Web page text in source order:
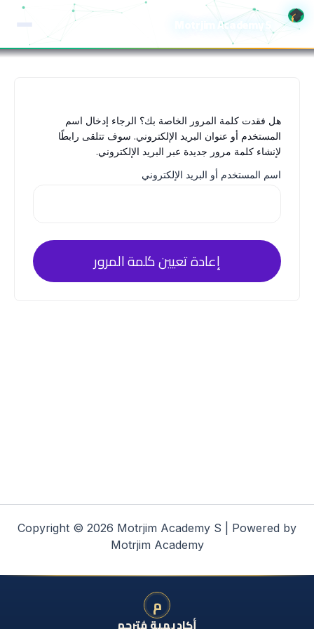
Motrjim Academy S
تخطي
إلى
هل فقدت كلمة المرور الخاصة بك؟ الرجاء إدخال اسم
المستخدم أو عنوان البريد الإلكتروني. سوف تتلقى رابطًا
لإنشاء كلمة مرور جديدة عبر البريد الإلكتروني.
اسم المستخدم أو البريد الإلكتروني
إعادة تعيين كلمة المرور
Copyright © 2026 Motrjim Academy S | Powered by
Motrjim Academy
م